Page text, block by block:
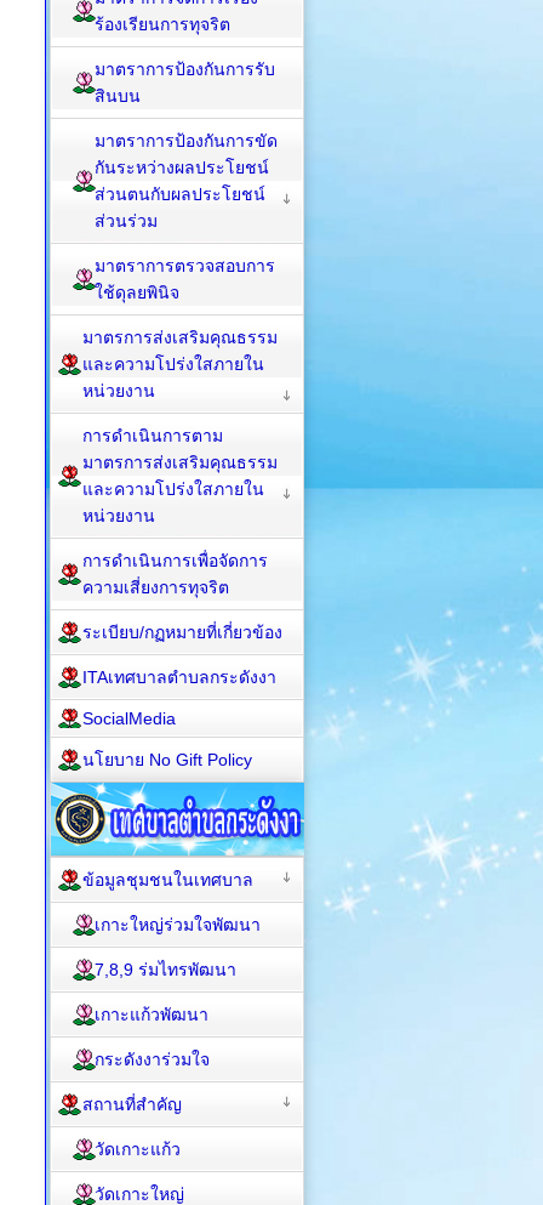
ร้องเรียนการทุจริต
มาตราการป้องกันการรับ
สินบน
มาตราการป้องกันการขัด
กันระหว่างผลประโยชน์
ส่วนตนกับผลประโยชน์
ส่วนร่วม
มาตราการตรวจสอบการ
ใช้ดุลยพินิจ
มาตรการส่งเสริมคุณธรรม
และความโปร่งใสภายใน
หน่วยงาน
การดำเนินการตาม
มาตรการส่งเสริมคุณธรรม
และความโปร่งใสภายใน
หน่วยงาน
การดำเนินการเพื่อจัดการ
ความเสี่ยงการทุจริต
ระเบียบ/กฏหมายที่เกี่ยวข้อง
ITAเทศบาลตำบลกระดังงา
SocialMedia
นโยบาย No Gift Policy
ข้อมูลชุมชนในเทศบาล
เกาะใหญ่ร่วมใจพัฒนา
7,8,9 ร่มไทรพัฒนา
เกาะแก้วพัฒนา
กระดังงาร่วมใจ
สถานที่สำคัญ
วัดเกาะแก้ว
วัดเกาะใหญ่